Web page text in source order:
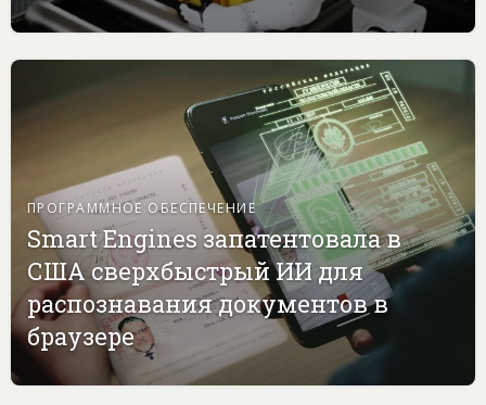
ПРОГРАММНОЕ ОБЕСПЕЧЕНИЕ
Smart Engines запатентовала в
США сверхбыстрый ИИ для
распознавания документов в
браузере